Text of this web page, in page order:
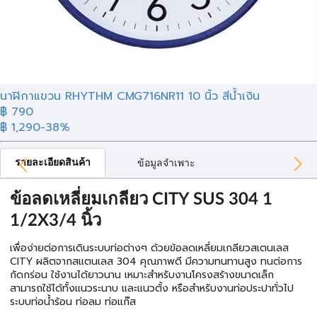
นาฬิกาแขวน RHYTHM CMG716NR11 10 นิ้ว สีน้ำเงิน
฿ 790
฿ 1,290-38%
รายละเอียดสินค้า ข้อมูลจำเพาะ
ข้อลดเหลี่ยมเกลียว CITY SUS 304 1
1/2X3/4 นิ้ว
เพื่อง่ายต่อการเดินระบบท่อต่างๆ ด้วยข้อลดเหลี่ยมเกลียวสเตนเลส
CITY ผลิตจากสแตนเลส 304 คุณภาพดี มีความทนทานสูง ทนต่อการ
กัดกร่อน ใช้งานได้ยาวนาน เหมาะสำหรับงานโครงสร้างขนาดเล็ก
สามารถใช้ได้ทั้งแนวระนาบ และแนวตั้ง หรือสำหรับงานท่อประปาทั่วไป
ระบบท่อน้ำร้อน ท่อลม ท่อแก๊ส